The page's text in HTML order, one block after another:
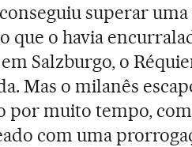
superar
que o havia
Salzburgo, o
Mas o milanês
por muito tempo,
com uma